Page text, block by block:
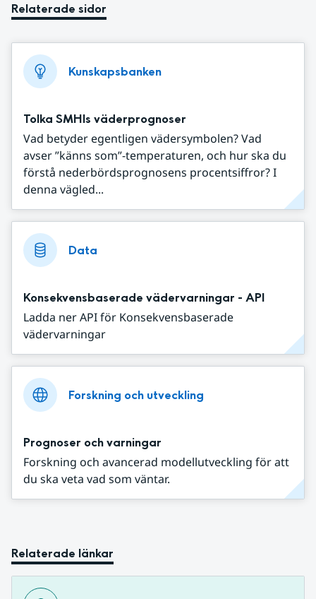
Relaterade sidor
Kunskapsbanken
Tolka SMHIs väderprognoser
Vad betyder egentligen vädersymbolen? Vad
avser ”känns som”-temperaturen, och hur ska du
förstå nederbördsprognosens procentsiffror? I
denna vägled...
Data
Konsekvensbaserade vädervarningar - API
Ladda ner API för Konsekvensbaserade
vädervarningar
Forskning och utveckling
Prognoser och varningar
Forskning och avancerad modellutveckling för att
du ska veta vad som väntar.
Relaterade länkar